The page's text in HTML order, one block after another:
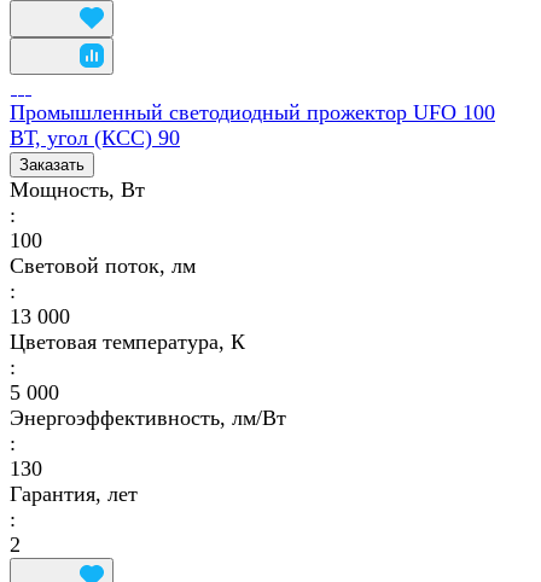
Промышленный светодиодный прожектор UFO 100
ВТ, угол (КСС) 90
Заказать
Мощность, Вт
:
100
Световой поток, лм
:
13 000
Цветовая температура, К
:
5 000
Энергоэффективность, лм/Вт
:
130
Гарантия, лет
:
2